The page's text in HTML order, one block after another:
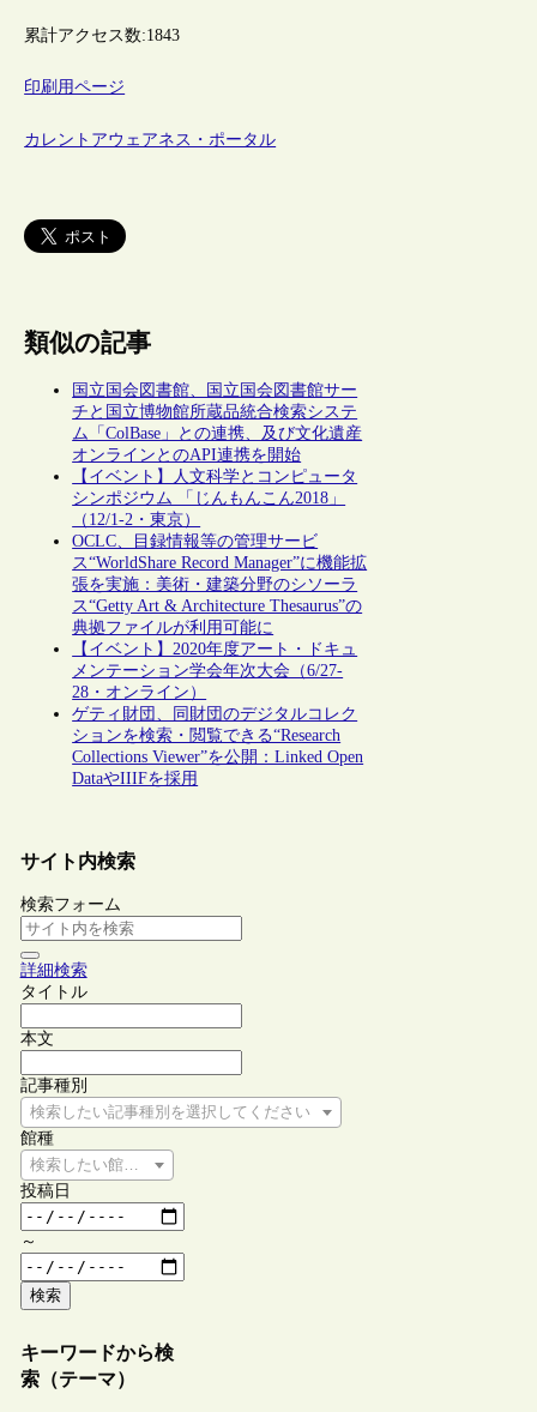
累計アクセス数:1843
印刷用ページ
カレントアウェアネス・ポータル
類似の記事
国立国会図書館、国立国会図書館サー
チと国立博物館所蔵品統合検索システ
ム「ColBase」との連携、及び文化遺産
オンラインとのAPI連携を開始
【イベント】人文科学とコンピュータ
シンポジウム 「じんもんこん2018」
（12/1-2・東京）
OCLC、目録情報等の管理サービ
ス“WorldShare Record Manager”に機能拡
張を実施：美術・建築分野のシソーラ
ス“Getty Art & Architecture Thesaurus”の
典拠ファイルが利用可能に
【イベント】2020年度アート・ドキュ
メンテーション学会年次大会（6/27-
28・オンライン）
ゲティ財団、同財団のデジタルコレク
ションを検索・閲覧できる“Research
Collections Viewer”を公開：Linked Open
DataやIIIFを採用
サイト内検索
検索フォーム
詳細検索
タイトル
本文
記事種別
検索したい記事種別を選択してください
館種
検索したい館種を選択してください
投稿日
～
検索
キーワードから検
索（テーマ）